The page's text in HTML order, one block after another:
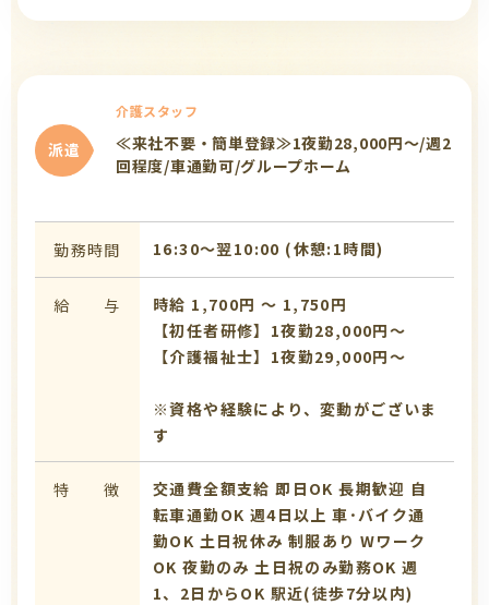
派遣
介護スタッフ
≪来社不要・簡単登録≫1夜勤28,000円～/週2
回程度/車通勤可/グループホーム
勤務時間 16:30〜翌10:00 (休憩:1時間)
給 与
時給 1,700円 〜 1,750円
【初任者研修】1夜勤28,000円～
【介護福祉士】1夜勤29,000円～
※資格や経験により、変動がございま
す
特 徴 交通費全額支給 即日OK 長期歓迎 自
転車通勤OK 週4日以上 車･バイク通
勤OK 土日祝休み 制服あり Wワーク
OK 夜勤のみ 土日祝のみ勤務OK 週
1、2日からOK 駅近(徒歩7分以内)